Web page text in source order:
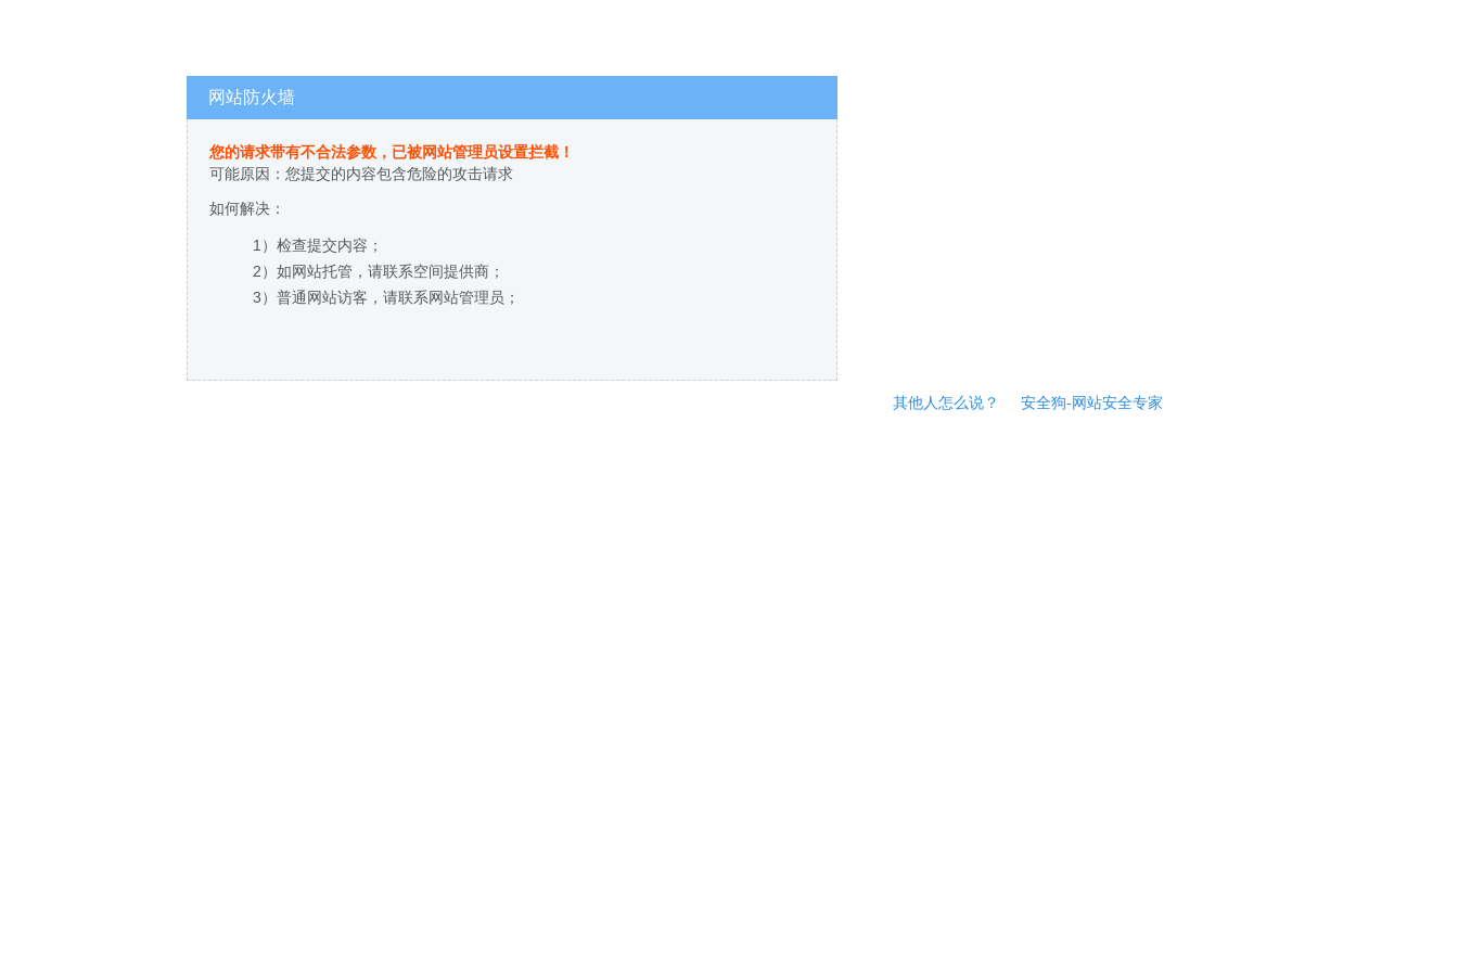
网站防火墙
您的请求带有不合法参数，已被网站管理员设置拦截！
可能原因：您提交的内容包含危险的攻击请求
如何解决：
1）检查提交内容；
2）如网站托管，请联系空间提供商；
3）普通网站访客，请联系网站管理员；
其他人怎么说？ 安全狗-网站安全专家